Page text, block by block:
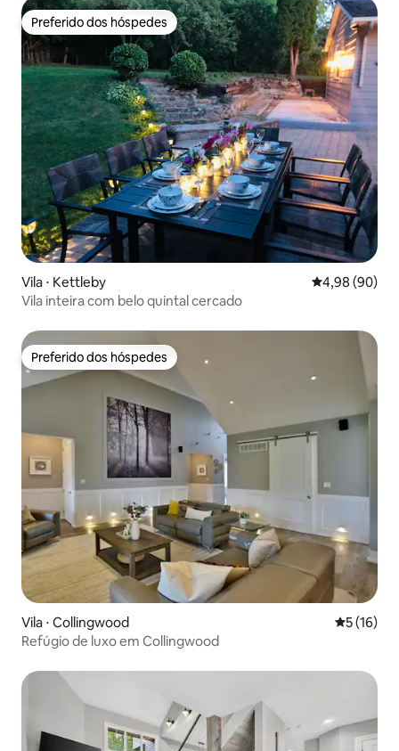
Preferido dos hóspedes
Preferido dos hóspedes
Vila ⋅ Kettleby 4,98 de uma
4,98 (90)
Vila inteira com belo quintal cercado
Preferido dos hóspedes
Preferido dos hóspedes
Vila ⋅ Collingwood 5 de uma
5 (16)
Refúgio de luxo em Collingwood